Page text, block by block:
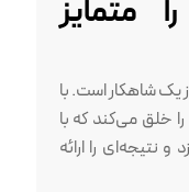
متمایز
یک شاهکار است. با
خلق می‌کند که با
را ارائه